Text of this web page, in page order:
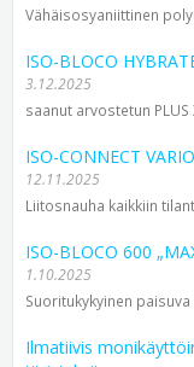
Vähäisosyaniittinen
ISO-BLOCO
3.12.2025
saanut arvostetun PLUS
ISO-CONNECT
12.11.2025
Liitosnauha kaikkiin
ISO-BLOCO 600
1.10.2025
Suoritukykyinen
Ilmatiivis